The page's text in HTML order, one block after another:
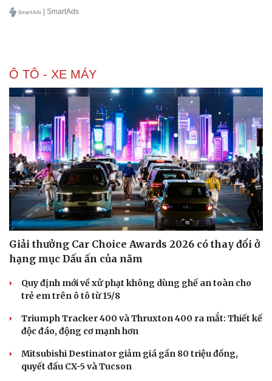
Sức khỏe
Dinh dưỡng - món ngon
Đời sống
| SmartAds
Ô TÔ - XE MÁY
Giải thưởng Car Choice Awards 2026 có thay đổi ở
hạng mục Dấu ấn của năm
Quy định mới về xử phạt không dùng ghế an toàn cho
trẻ em trên ô tô từ 15/8
Triumph Tracker 400 và Thruxton 400 ra mắt: Thiết kế
độc đáo, động cơ mạnh hơn
Mitsubishi Destinator giảm giá gần 80 triệu đồng,
quyết đấu CX-5 và Tucson